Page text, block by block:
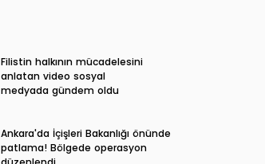
Filistin halkının mücadelesini
anlatan video sosyal
medyada gündem oldu
Ankara'da İçişleri Bakanlığı önünde
patlama! Bölgede operasyon